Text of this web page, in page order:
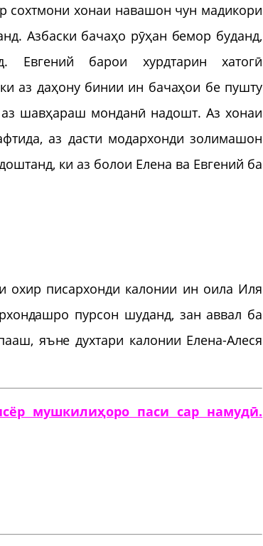
сохтмони хонаи навашон чун мадикори
Азбаски бачаҳо рӯҳан бемор буданд,
Евгений барои хурдтарин хатогӣ
аз даҳону бинии ин бачаҳои бе пушту
шавҳараш монданӣ надошт. Аз хонаи
аз дасти модархонди золимашон
ки аз болои Елена ва Евгений ба
охир писархонди калонии ин оила Иля
пурсон шуданд, зан аввал ба
яъне духтари калонии Елена-Алеся
мушкилиҳоро паси сар намудӣ.